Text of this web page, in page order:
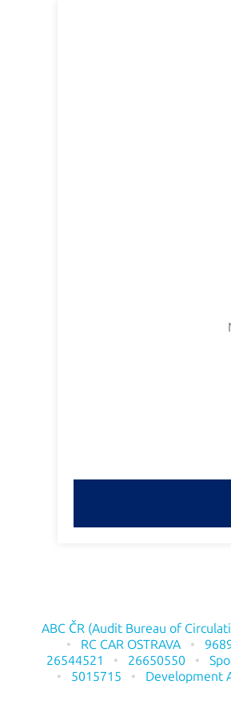
ABC ČR (Audit Bureau of
RC CAR OSTRAVA
26544521
26650550
5015715
Development